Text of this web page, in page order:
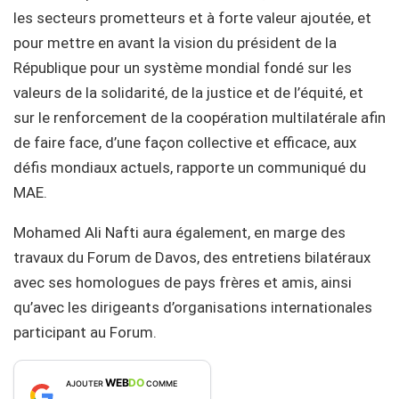
les secteurs prometteurs et à forte valeur ajoutée, et
pour mettre en avant la vision du président de la
République pour un système mondial fondé sur les
valeurs de la solidarité, de la justice et de l’équité, et
sur le renforcement de la coopération multilatérale afin
de faire face, d’une façon collective et efficace, aux
défis mondiaux actuels, rapporte un communiqué du
MAE.
Mohamed Ali Nafti aura également, en marge des
travaux du Forum de Davos, des entretiens bilatéraux
avec ses homologues de pays frères et amis, ainsi
qu’avec les dirigeants d’organisations internationales
participant au Forum.
AJOUTERWEBDOCOMME